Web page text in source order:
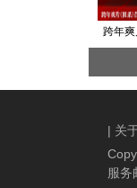
跨年
| 关
服务